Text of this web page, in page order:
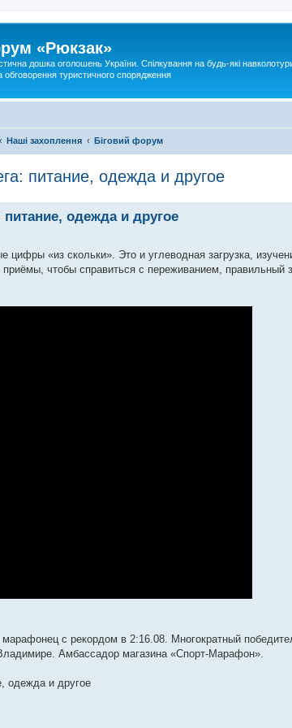
«Рюкзак»
дошка оголошень України. Спілкування на будь-які
туристичного спорядження
Наші захоплення Біговий форум
питание, одежда и другое
одежда и другое
цифры «из скольки». Это и углеводная загрузка,
чтобы справиться с переживанием, правильный
с рекордом в 2:16.08. Многократный
Амбассадор магазина «Спорт-Марафон».
одежда и другое